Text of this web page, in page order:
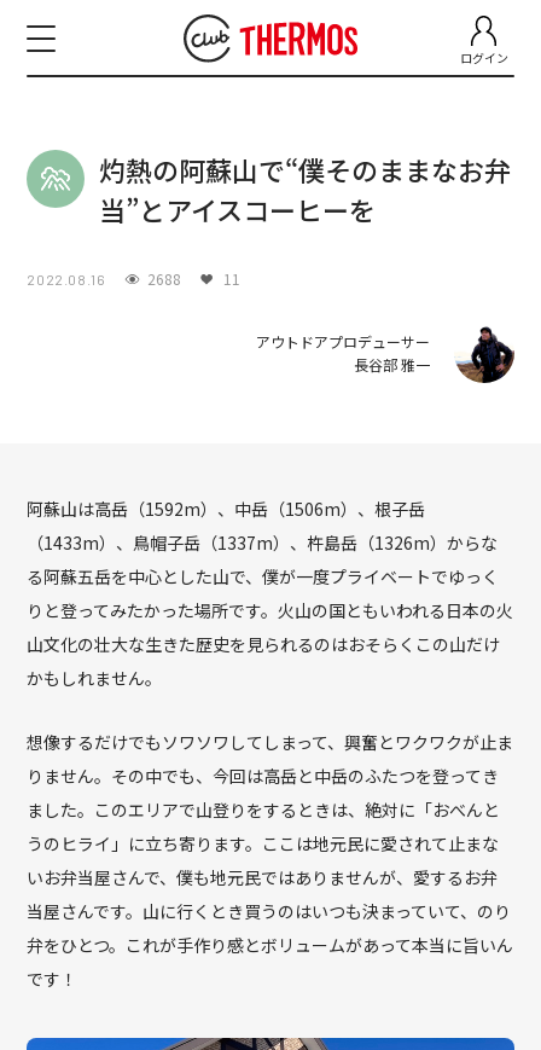
ログイン
灼熱の阿蘇山で“僕そのままなお弁
当”とアイスコーヒーを
2022.08.16 2688 11
アウトドアプロデューサー
長谷部 雅一
阿蘇山は高岳（1592m）、中岳（1506m）、根子岳
（1433m）、鳥帽子岳（1337m）、杵島岳（1326m）からな
る阿蘇五岳を中心とした山で、僕が一度プライベートでゆっく
りと登ってみたかった場所です。火山の国ともいわれる日本の火
山文化の壮大な生きた歴史を見られるのはおそらくこの山だけ
かもしれません。
想像するだけでもソワソワしてしまって、興奮とワクワクが止ま
りません。その中でも、今回は高岳と中岳のふたつを登ってき
ました。このエリアで山登りをするときは、絶対に「おべんと
うのヒライ」に立ち寄ります。ここは地元民に愛されて止まな
いお弁当屋さんで、僕も地元民ではありませんが、愛するお弁
当屋さんです。山に行くとき買うのはいつも決まっていて、のり
弁をひとつ。これが手作り感とボリュームがあって本当に旨いん
です！